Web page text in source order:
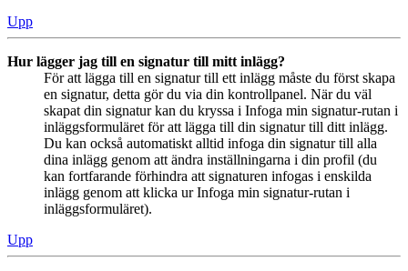
Upp
Hur lägger jag till en signatur till mitt inlägg?
För att lägga till en signatur till ett inlägg måste du först skapa
en signatur, detta gör du via din kontrollpanel. När du väl
skapat din signatur kan du kryssa i Infoga min signatur-rutan i
inläggsformuläret för att lägga till din signatur till ditt inlägg.
Du kan också automatiskt alltid infoga din signatur till alla
dina inlägg genom att ändra inställningarna i din profil (du
kan fortfarande förhindra att signaturen infogas i enskilda
inlägg genom att klicka ur Infoga min signatur-rutan i
inläggsformuläret).
Upp